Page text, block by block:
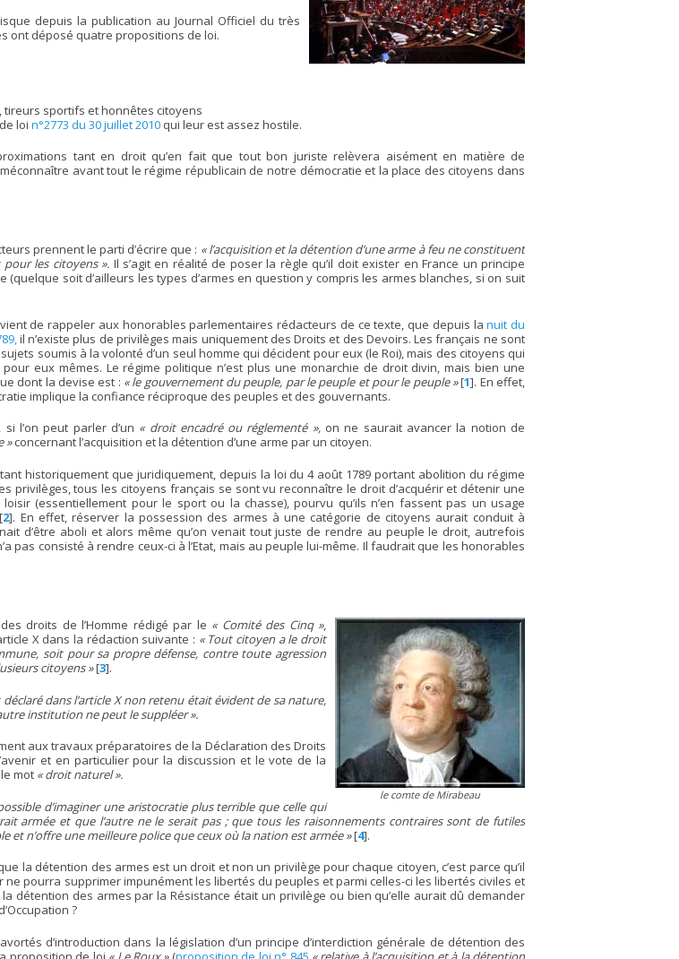
depuis la publication au Journal Officiel du très
ont déposé quatre propositions de loi.
tireurs sportifs et honnêtes citoyens
loi n°2773 du 30 juillet 2010 qui leur est assez hostile.
tant en droit qu’en fait que tout bon juriste relèvera aisément en matière de
avant tout le régime républicain de notre démocratie et la place des citoyens dans
prennent le parti d’écrire que : « l’acquisition et la détention d’une arme à feu ne constituent
les citoyens ». Il s’agit en réalité de poser la règle qu’il doit exister en France un principe
soit d’ailleurs les types d’armes en question y compris les armes blanches, si on suit
de rappeler aux honorables parlementaires rédacteurs de ce texte, que depuis lanuit du
il n’existe plus de privilèges mais uniquement des Droits et des Devoirs. Les français ne sont
soumis à la volonté d’un seul homme qui décident pour eux (le Roi), mais des citoyens qui
pour eux mêmes. Le régime politique n’est plus une monarchie de droit divin, mais bien une
dont la devise est : « le gouvernement du peuple, par le peuple et pour le peuple »[1]. En effet,
implique la confiance réciproque des peuples et des gouvernants.
si l’on peut parler d’un « droit encadré ou réglementé »,on ne saurait avancer la notion de
»concernant l’acquisition et la détention d’une arme par un citoyen.
historiquement que juridiquement, depuis la loi du 4 août 1789 portant abolition du régime
privilèges, tous les citoyens français se sont vu reconnaître le droit d’acquérir et détenir une
(essentiellement pour le sport ou la chasse), pourvu qu’ils n’en fassent pas un usage
[2]. En effet, réserver la possession des armes à une catégorie de citoyens aurait conduit à
d’être aboli et alors même qu’on venait tout juste de rendre au peuple le droit, autrefois
pas consisté à rendre ceux-ci à l’Etat, mais au peuple lui-même. Il faudrait que les honorables
le comte de Mirabeau
droits de l’Homme rédigé par le « Comité des Cinq »,
X dans la rédaction suivante : « Tout citoyen a le droit
soit pour sa propre défense, contre toute agression
citoyens »[3].
dans l’article X non retenu était évident de sa nature,
institution ne peut le suppléer ».
aux travaux préparatoires de la Déclaration des Droits
et en particulier pour la discussion et le vote de la
mot « droit naturel ».
d’imaginer une aristocratie plus terrible que celle qui
armée et que l’autre ne le serait pas ; que tous les raisonnements contraires sont de futiles
et n’offre une meilleure police que ceux où la nation est armée »[4].
la détention des armes est un droit et non un privilège pour chaque citoyen, c’est parce qu’il
ne pourra supprimer impunément les libertés du peuples et parmi celles-ci les libertés civiles et
détention des armes par la Résistance était un privilège ou bien qu’elle aurait dû demander
?
d’introduction dans la législation d’un principe d’interdiction générale de détention des